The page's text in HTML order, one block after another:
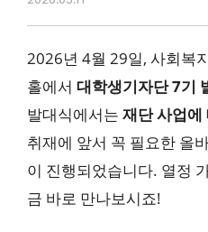
2026년 4월 29일, 사회복
홀에서 대학생기자단 7기
발대식에서는 재단 사업에
취재에 앞서 꼭 필요한 올
이 진행되었습니다. 열정
금 바로 만나보시죠!